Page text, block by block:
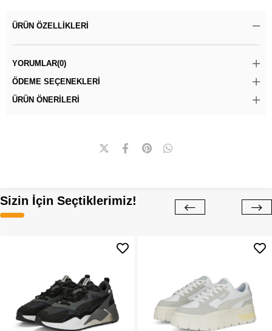
ÜRÜN ÖZELLIKLERI
YORUMLAR(0)
ÖDEME SEÇENEKLERI
ÜRÜN ÖNERILERI
Sizin İçin Seçtiklerimiz!